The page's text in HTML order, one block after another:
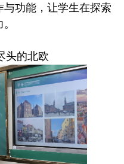
功能，让学生在探索
头的北欧